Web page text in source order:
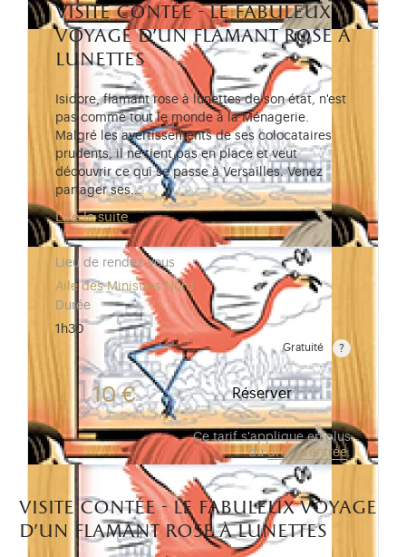
visite contée - le fabuleux
voyage d’un flamant rose à
lunettes
Isidore, flamant rose à lunettes de son état, n'est
pas comme tout le monde à la Ménagerie.
Malgré les avertissements de ses colocataires
prudents, il ne tient pas en place et veut
découvrir ce qui se passe à Versailles. Venez
partager ses…
Lire la suite
Lieu de rendez-vous
Aile des Ministres Nord
Durée
1h30
Gratuité
Gratuit pour les enfants de moins de 10 ans.Tarif
10 € Réserver
Ce tarif s'applique en plus
dudroit d'entrée.
visite contée - le fabuleux voyage
d’un flamant rose à lunettes